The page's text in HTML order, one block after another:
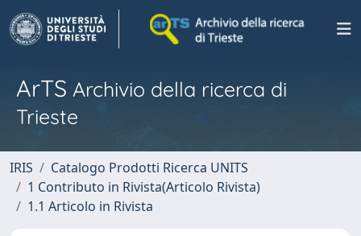
ArTS Archivio della ricerca di
Trieste
IRIS
Catalogo Prodotti Ricerca UNITS
1 Contributo in Rivista(Articolo Rivista)
1.1 Articolo in Rivista